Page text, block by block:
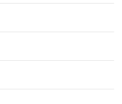
ーズにホットスタート
でCK-RX65NにWiFi-